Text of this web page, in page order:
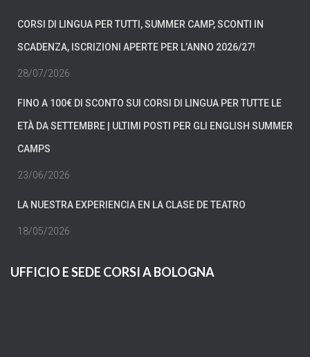
CORSI DI LINGUA PER TUTTI, SUMMER CAMP, SCONTI IN
SCADENZA, ISCRIZIONI APERTE PER L’ANNO 2026/27!
28/07/2026
FINO A 100€ DI SCONTO SUI CORSI DI LINGUA PER TUTTE LE
ETÀ DA SETTEMBRE | ULTIMI POSTI PER GLI ENGLISH SUMMER
CAMPS
23/06/2026
LA NUESTRA EXPERIENCIA EN LA CLASE DE TEATRO
18/05/2026
UFFICIO E SEDE CORSI A BOLOGNA